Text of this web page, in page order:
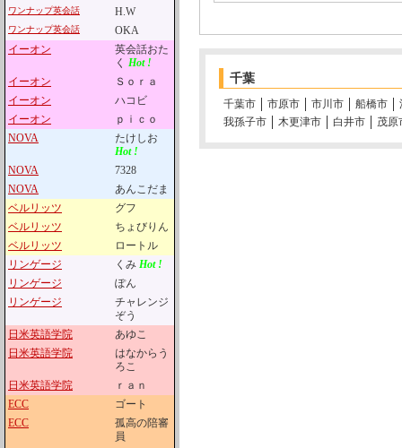
ワンナップ英会話 H.W
ワンナップ英会話
OKA
イーオン
英会話おた
く Hot !
イーオン
Ｓｏｒａ
イーオン
ハコビ
イーオン
ｐｉｃｏ
NOVA
たけしお
Hot !
NOVA
7328
NOVA
あんこだま
ベルリッツ
グフ
ベルリッツ
ちょびりん
ベルリッツ
ロートル
リンゲージ
くみ Hot !
リンゲージ
ぽん
リンゲージ
チャレンジ
ぞう
日米英語学院
あゆこ
日米英語学院
はなからう
ろこ
日米英語学院
ｒａｎ
ECC
ゴート
ECC
孤高の陪審
員
千葉
千葉市 市原市 市川市 船橋市
我孫子市
木更津市 白井市 茂原